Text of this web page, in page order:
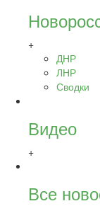
+
ДНР
ЛНР
Сводки
Видео
+
Все